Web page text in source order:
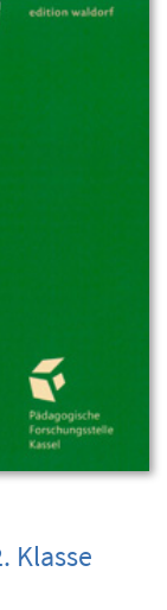
Klasse